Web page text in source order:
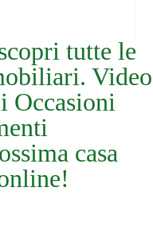
tutte le
Video
Occasioni
casa